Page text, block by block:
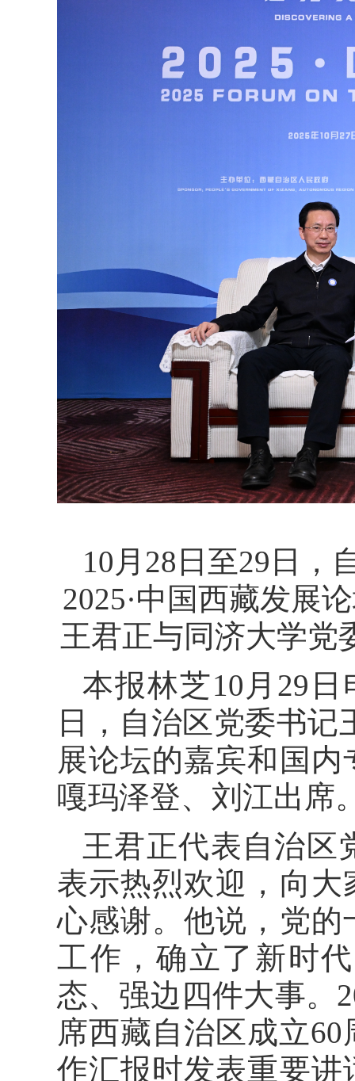
10月28日至29日，
2025·中国西藏发展
王君正与同济大学党
本报林芝10月29
日，自治区党委书记
展论坛的嘉宾和国
嘎玛泽登、刘江出席
王君正代表自治区
表示热烈欢迎，向
心感谢。他说，党
工作，确立了新时
态、强边四件大事。
席西藏自治区成立
作汇报时发表重要